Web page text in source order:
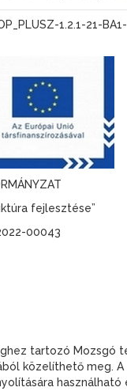
1.2.1-21-
fejlesztése”
00043
tartozó Mozsgó
közelíthető meg.